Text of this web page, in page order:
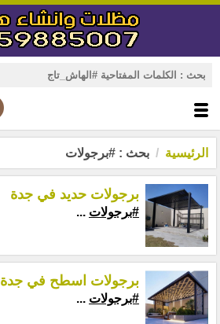
الرئيسية بحث : #برجولات
برجولات حديد في جدة
#برجولات ...
برجولات اسطح في جدة
#برجولات ...